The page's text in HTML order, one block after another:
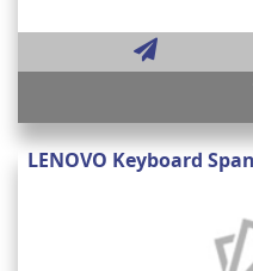
LENOVO Keyboard